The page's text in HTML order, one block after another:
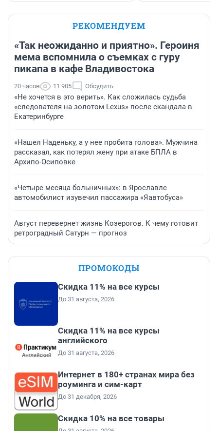
РЕКОМЕНДУЕМ
«Так неожиданно и приятно». Героиня
мема вспомнила о съемках с гуру
пикапа в кафе Владивостока
20 часов 11 905 Обсудить
«Не хочется в это верить». Как сложилась судьба
«следователя на золотом Lexus» после скандала в
Екатеринбурге
«Нашел Наденьку, а у нее пробита голова». Мужчина
рассказал, как потерял жену при атаке БПЛА в
Архипо-Осиповке
«Четыре месяца больничных»: в Ярославле
автомобилист изувечил пассажира «Яавтобуса»
Август перевернет жизнь Козерогов. К чему готовит
ретроградный Сатурн — прогноз
ПРОМОКОДЫ
Скидка 11% на все курсы
До 31 августа, 2026
Скидка 11% на все курсы
английского
До 31 августа, 2026
Интернет в 180+ странах мира без
роуминга и сим-карт
До 31 декабря, 2026
Скидка 10% на все товары